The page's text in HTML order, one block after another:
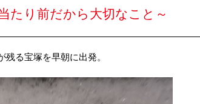
たり前だから大切なこと～
る宝塚を早朝に出発。